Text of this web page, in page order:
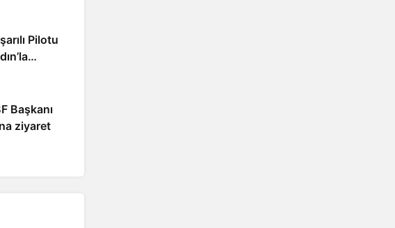
Pilotu
Başkanı
ziyaret